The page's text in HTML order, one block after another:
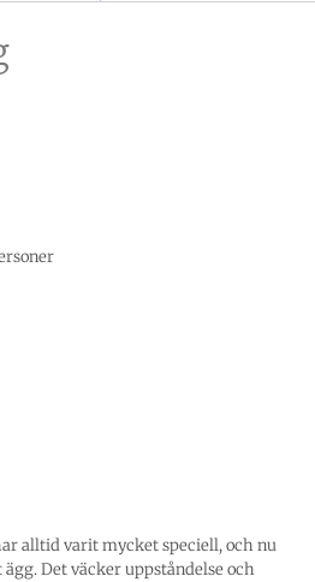
alltid varit mycket speciell, och nu
Det väcker uppståndelse och